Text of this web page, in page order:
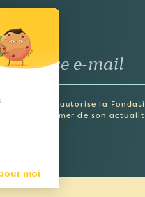
et autorise la
m’informer de son
moi